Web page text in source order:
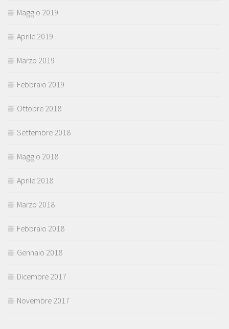
Maggio 2019
Aprile 2019
Marzo 2019
Febbraio 2019
Ottobre 2018
Settembre 2018
Maggio 2018
Aprile 2018
Marzo 2018
Febbraio 2018
Gennaio 2018
Dicembre 2017
Novembre 2017